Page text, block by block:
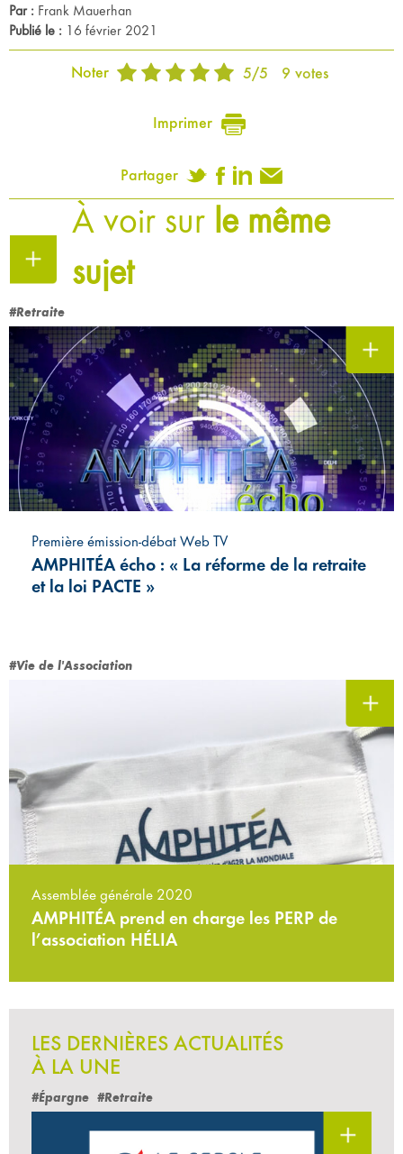
Par : Frank Mauerhan
Publié le : 16 février 2021
Noter 5/5 9 votes
Imprimer
Partager
À voir sur le même
sujet
#Retraite
Première émission-débat Web TV
AMPHITÉA écho : « La réforme de la retraite
et la loi PACTE »
#Vie de l'Association
Assemblée générale 2020
AMPHITÉA prend en charge les PERP de
l’association HÉLIA
LES DERNIÈRES ACTUALITÉS
À LA UNE
#Épargne #Retraite